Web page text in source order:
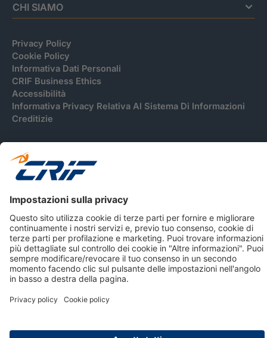
CHI SIAMO
Privacy Policy
Cookie Policy
Informativa Dati Personali
CRIF Business Ethics
Accessibilità
Informativa Privacy Relativa Al Sistema Di Informazioni
Creditizie
© 2026 CRIF S.p.A. Tutti i diritti riservati.
sottoscritto € 51.941.235,00 di cui versato € 51.806.190,00 |
R.E.A. n° 410952 | Reg. Impr. Bo, C.F. e P.IVA 02083271201
Società soggetta all'attività di direzione e coordinamento di
CRIBIS Holding S.r.l., Società con unico socio
Società con Sistema di Gestione Certificato da DNV ISO 9001,
ISO 45001, ISO/IEC 27001, ISO14001